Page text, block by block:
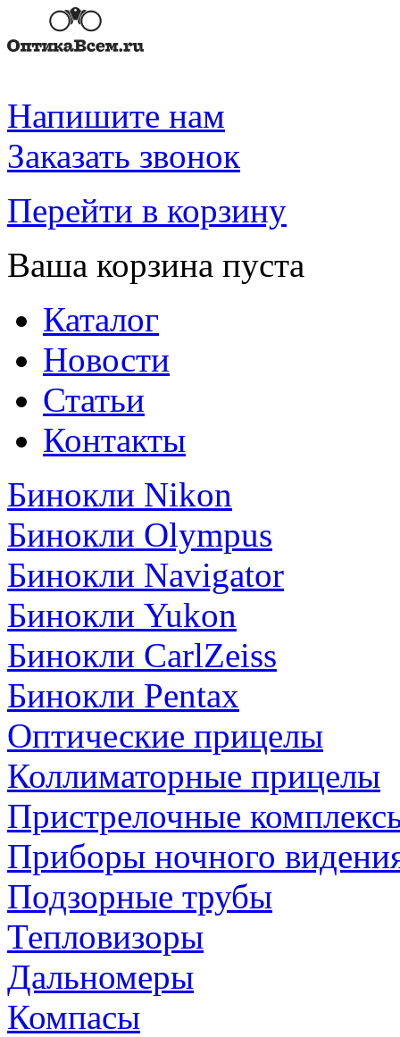
Напишите нам
Заказать звонок
Перейти в корзину
Ваша корзина пуста
Каталог
Новости
Статьи
Контакты
Бинокли Nikon
Бинокли Olympus
Бинокли Navigator
Бинокли Yukon
Бинокли CarlZeiss
Бинокли Pentax
Оптические прицелы
Коллиматорные прицелы
Пристрелочные
Приборы ночного
Подзорные трубы
Тепловизоры
Дальномеры
Компасы